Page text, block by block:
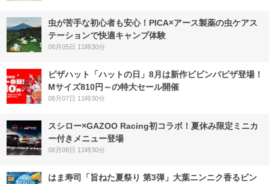
虫が苦手な初心者も安心！PICA×アース製薬の虫ケアス
テーションで快適キャンプ体験
08月05日 11時30分
ピザハット「ハットの日」8月は新作ビビンバピザ登場！
Mサイズ810円～の特大セール開催
08月07日 11時30分
スシロー×GAZOO Racing初コラボ！夏休み限定ミニカ
ー付きメニュー登場
08月08日 11時30分
はま寿司「旨ねた夏祭り 第3弾」大葉ニンニク香るビン